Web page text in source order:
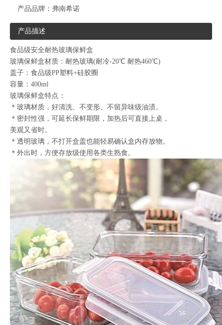
产品品牌： 弗南希诺
产品描述
食品级安全耐热玻璃保鲜盒
玻璃保鲜盒材质：耐热玻璃(耐冷-20℃ 耐热460℃)
盖子：食品级PP塑料+硅胶圈
容量：400ml
玻璃保鲜盒特点：
＊玻璃材质，好清洗、不变形、不留异味级油渍。
＊密封性强，可延长保鲜期限，加热后可直接上桌，
美观又省时。
＊透明玻璃，不打开盒盖也能轻易确认盒内存放物。
＊外出时，方便存放级使用各类生熟食。